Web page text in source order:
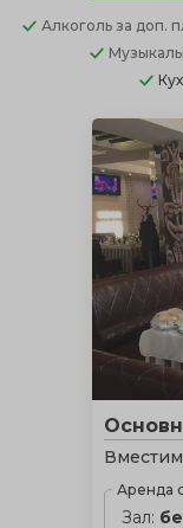
Алкоголь за доп.
Аренда
Зал: